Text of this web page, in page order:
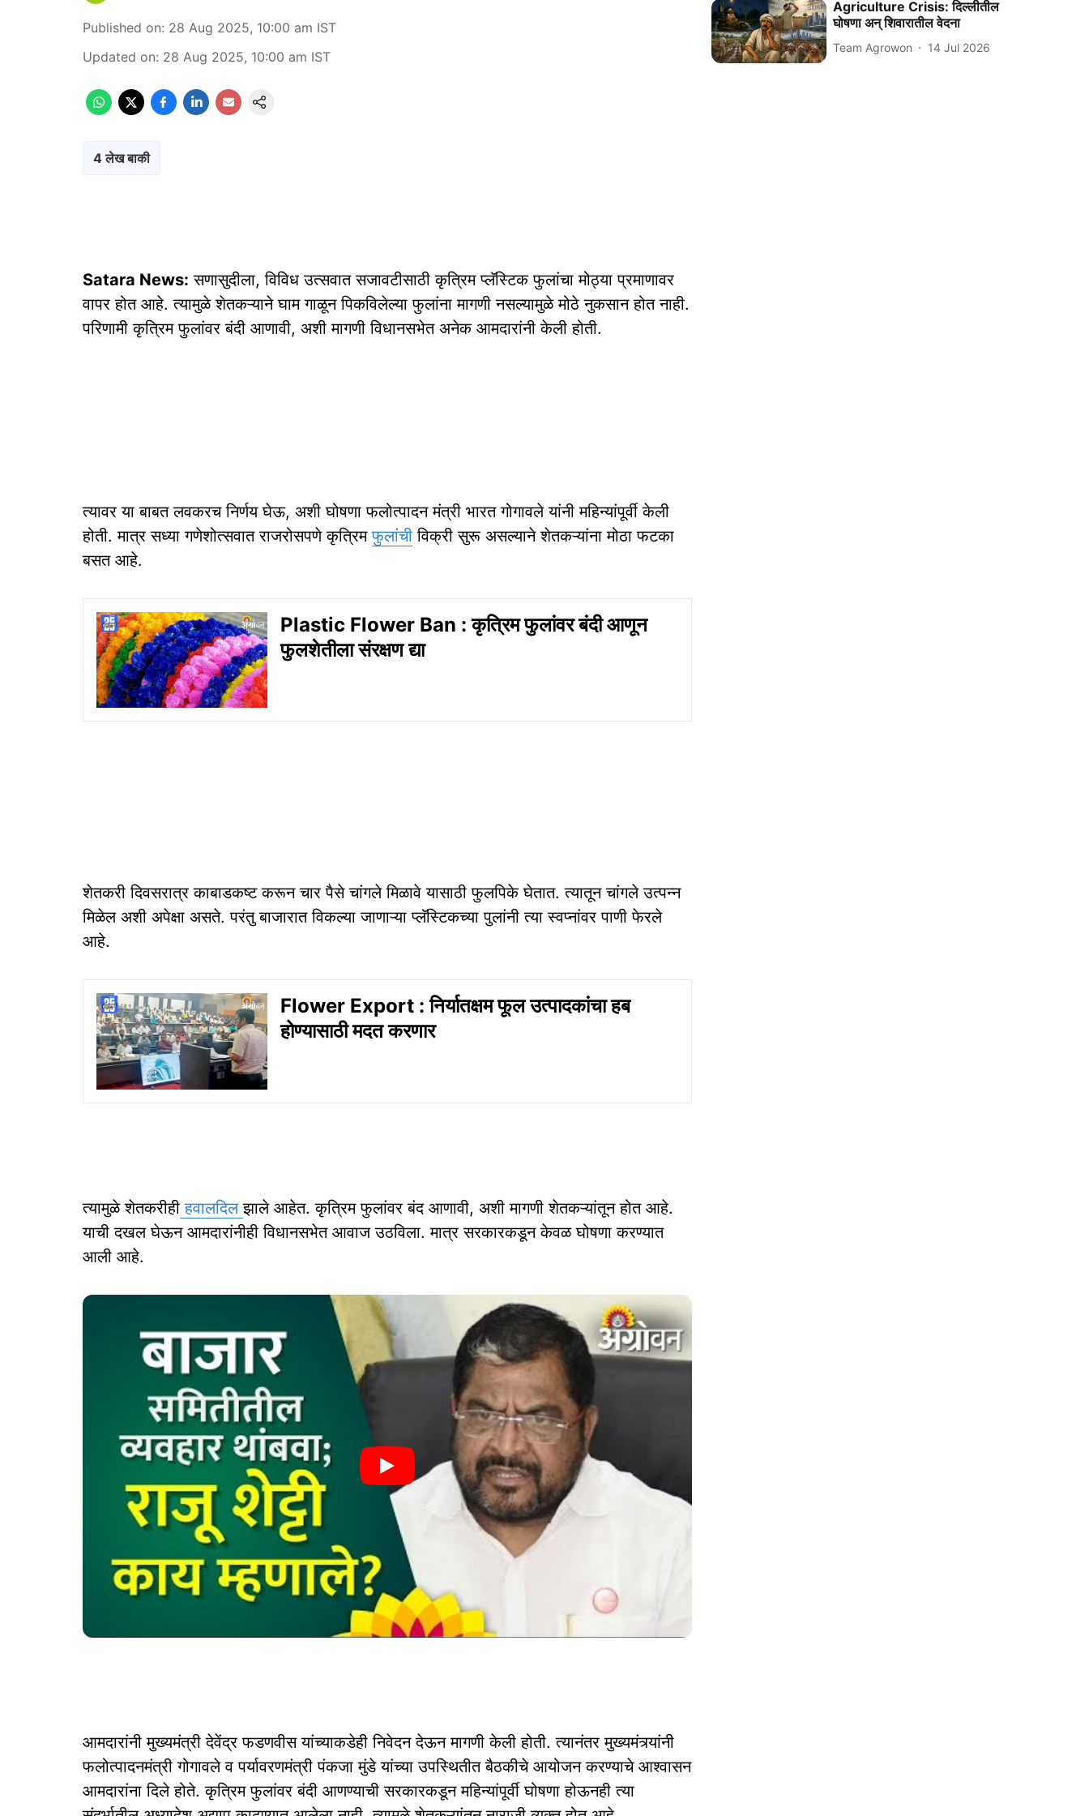
Published on: 28 Aug 2025, 10:00 am IST
Updated on: 28 Aug 2025, 10:00 am IST
4 लेख बाकी
Satara News: सणासुदीला, विविध उत्सवात सजावटीसाठी कृत्रिम प्लॅस्टिक फुलांचा मोठ्या प्रमाणावर
वापर होत आहे. त्यामुळे शेतकऱ्याने घाम गाळून पिकविलेल्या फुलांना मागणी नसल्यामुळे मोठे नुकसान होत नाही.
परिणामी कृत्रिम फुलांवर बंदी आणावी, अशी मागणी विधानसभेत अनेक आमदारांनी केली होती.
त्यावर या बाबत लवकरच निर्णय घेऊ, अशी घोषणा फलोत्पादन मंत्री भारत गोगावले यांनी महिन्यांपूर्वी केली
होती. मात्र सध्या गणेशोत्सवात राजरोसपणे कृत्रिमफुलांची विक्री सुरू असल्याने शेतकऱ्यांना मोठा फटका
बसत आहे.
Plastic Flower Ban : कृत्रिम फुलांवर बंदी आणून
फुलशेतीला संरक्षण द्या
शेतकरी दिवसरात्र काबाडकष्ट करून चार पैसे चांगले मिळावे यासाठी फुलपिके घेतात. त्यातून चांगले उत्पन्न
मिळेल अशी अपेक्षा असते. परंतु बाजारात विकल्या जाणाऱ्या प्लॅस्टिकच्या पुलांनी त्या स्वप्नांवर पाणी फेरले
आहे.
Flower Export : निर्यातक्षम फूल उत्पादकांचा हब
होण्यासाठी मदत करणार
त्यामुळे शेतकरीही हवालदिलझाले आहेत. कृत्रिम फुलांवर बंद आणावी, अशी मागणी शेतकऱ्यांतून होत आहे.
याची दखल घेऊन आमदारांनीही विधानसभेत आवाज उठविला. मात्र सरकारकडून केवळ घोषणा करण्यात
आली आहे.
आमदारांनी मुख्यमंत्री देवेंद्र फडणवीस यांच्याकडेही निवेदन देऊन मागणी केली होती. त्यानंतर मुख्यमंत्र्यांनी
फलोत्पादनमंत्री गोगावले व पर्यावरणमंत्री पंकजा मुंडे यांच्या उपस्थितीत बैठकीचे आयोजन करण्याचे आश्वासन
आमदारांना दिले होते. कृत्रिम फुलांवर बंदी आणण्याची सरकारकडून महिन्यांपूर्वी घोषणा होऊनही त्या
Agriculture Crisis: दिल्लीतील
घोषणा अन् शिवारातील वेदना
Team Agrowon 14 Jul 2026